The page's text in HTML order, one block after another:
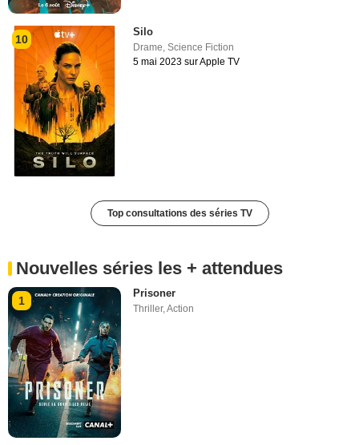
10
Silo
Drame ,Science Fiction
5 mai 2023 sur Apple TV
Top consultations des séries TV
Nouvelles séries les + attendues
1
Prisoner
Thriller,Action